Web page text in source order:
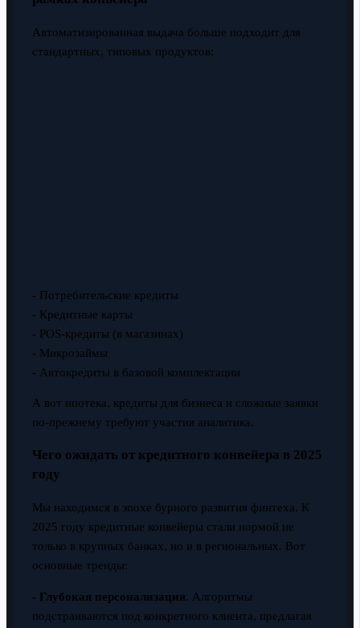
Автоматизированная выдача больше подходит для
стандартных, типовых продуктов:
- Потребительские кредиты
- Кредитные карты
- POS-кредиты (в магазинах)
- Микрозаймы
- Автокредиты в базовой комплектации
А вот ипотека, кредиты для бизнеса и сложные заявки
по-прежнему требуют участия аналитика.
Чего ожидать от кредитного конвейера в 2025
году
Мы находимся в эпохе бурного развития финтеха. К
2025 году кредитные конвейеры стали нормой не
только в крупных банках, но и в региональных. Вот
основные тренды:
- Глубокая персонализация. Алгоритмы
подстраиваются под конкретного клиента, предлагая